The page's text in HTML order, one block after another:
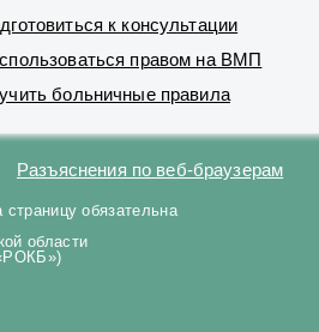
к консультации
правом на ВМП
больничные правила
Разъяснения по веб-браузерам
обязательна
области